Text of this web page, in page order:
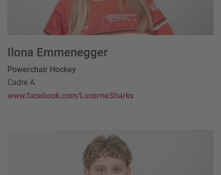
Ilona Emmenegger
Powerchair Hockey
Cadre A
www.facebook.com/LucerneSharks